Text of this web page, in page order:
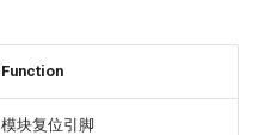
Function
模块复位引脚